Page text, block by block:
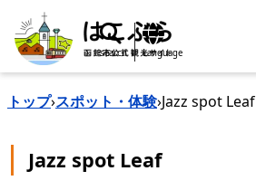
search Language
トップ›スポット・体験›Jazz spot Leaf
Jazz spot Leaf